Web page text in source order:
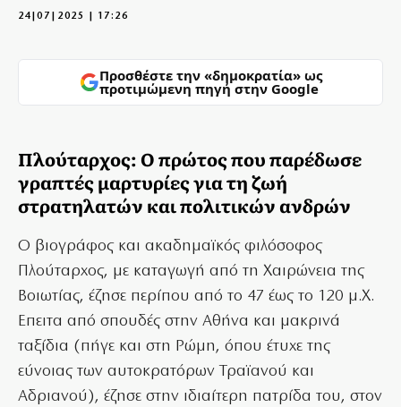
24|07|2025 | 17:26
Προσθέστε την «δημοκρατία» ως
προτιμώμενη πηγή στην Google
Πλούταρχος: Ο πρώτος που παρέδωσε
γραπτές μαρτυρίες για τη ζωή
στρατηλατών και πολιτικών ανδρών
O βιογράφος και ακαδημαϊκός φιλόσοφος
Πλούταρχος, με καταγωγή από τη Χαιρώνεια της
Βοιωτίας, έζησε περίπου από το 47 έως το 120 μ.Χ.
Επειτα από σπουδές στην Αθήνα και μακρινά
ταξίδια (πήγε και στη Ρώμη, όπου έτυχε της
εύνοιας των αυτοκρατόρων Τραϊανού και
Αδριανού), έζησε στην ιδιαίτερη πατρίδα του, στον